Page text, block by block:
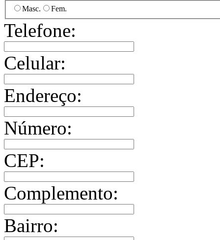
Masc. Fem.
Telefone:
Celular:
Endereço:
Número:
CEP:
Complemento:
Bairro: